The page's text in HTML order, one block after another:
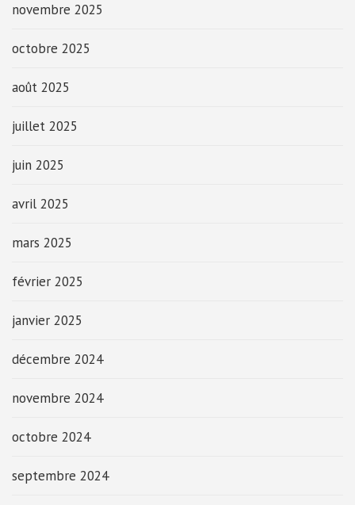
novembre 2025
octobre 2025
août 2025
juillet 2025
juin 2025
avril 2025
mars 2025
février 2025
janvier 2025
décembre 2024
novembre 2024
octobre 2024
septembre 2024